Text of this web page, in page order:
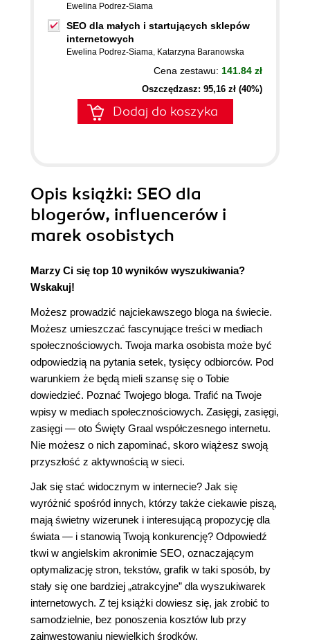
Ewelina Podrez-Siama
SEO dla małych i startujących sklepów
internetowych
Ewelina Podrez-Siama, Katarzyna Baranowska
Cena zestawu: 141.84 zł
Oszczędzasz: 95,16 zł (40%)
Dodaj do koszyka
Opis książki: SEO dla
blogerów, influencerów i
marek osobistych
Marzy Ci się top 10 wyników wyszukiwania?
Wskakuj!
Możesz prowadzić najciekawszego bloga na świecie.
Możesz umieszczać fascynujące treści w mediach
społecznościowych. Twoja marka osobista może być
odpowiedzią na pytania setek, tysięcy odbiorców. Pod
warunkiem że będą mieli szansę się o Tobie
dowiedzieć. Poznać Twojego bloga. Trafić na Twoje
wpisy w mediach społecznościowych. Zasięgi, zasięgi,
zasięgi ― oto Święty Graal współczesnego internetu.
Nie możesz o nich zapominać, skoro wiążesz swoją
przyszłość z aktywnością w sieci.
Jak się stać widocznym w internecie? Jak się
wyróżnić spośród innych, którzy także ciekawie piszą,
mają świetny wizerunek i interesującą propozycję dla
świata ― i stanowią Twoją konkurencję? Odpowiedź
tkwi w angielskim akronimie SEO, oznaczającym
optymalizację stron, tekstów, grafik w taki sposób, by
stały się one bardziej „atrakcyjne” dla wyszukiwarek
internetowych. Z tej książki dowiesz się, jak zrobić to
samodzielnie, bez ponoszenia kosztów lub przy
zainwestowaniu niewielkich środków.